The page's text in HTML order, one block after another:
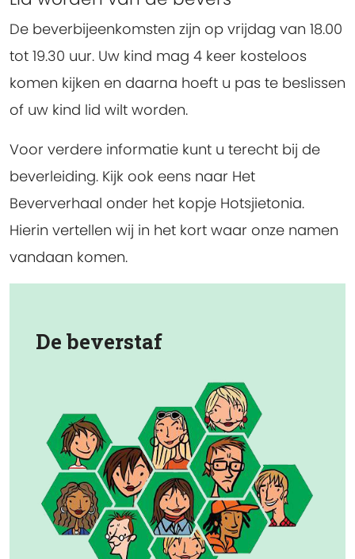
De beverbijeenkomsten zijn op vrijdag van 18.00
tot 19.30 uur. Uw kind mag 4 keer kosteloos
komen kijken en daarna hoeft u pas te beslissen
of uw kind lid wilt worden.
Voor verdere informatie kunt u terecht bij de
beverleiding. Kijk ook eens naar Het
Beververhaal onder het kopje Hotsjietonia.
Hierin vertellen wij in het kort waar onze namen
vandaan komen.
De beverstaf